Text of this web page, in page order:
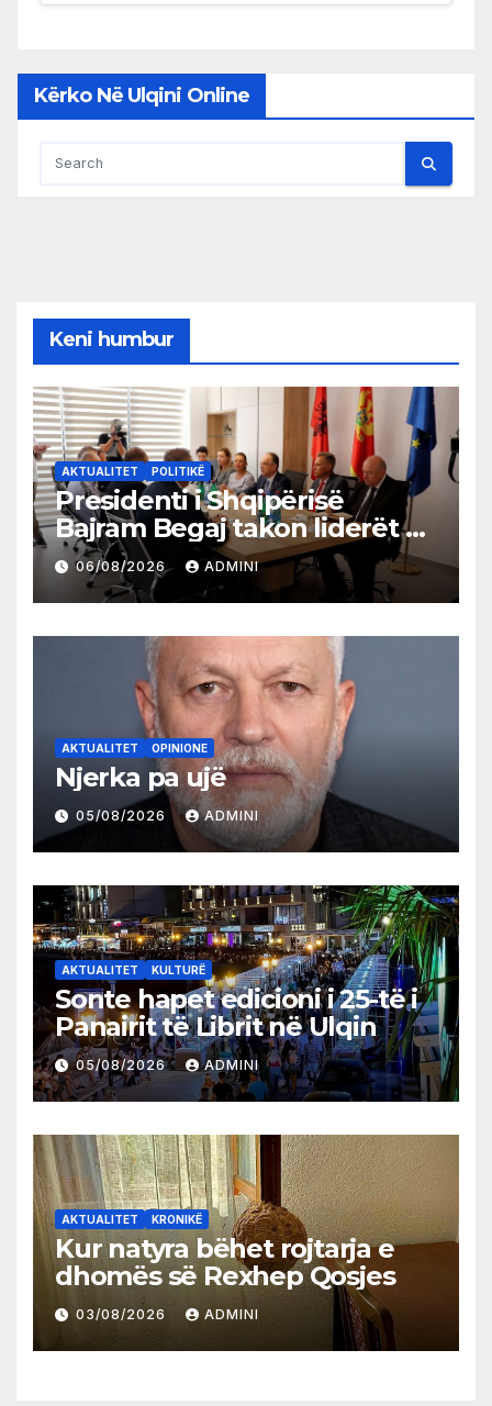
Kërko Në Ulqini Online
Keni humbur
AKTUALITET POLITIKË
Presidenti i Shqipërisë
Bajram Begaj takon liderët e
partive shqiptare në Ulqin
06/08/2026 ADMINI
AKTUALITET OPINIONE
Njerka pa ujë
05/08/2026 ADMINI
AKTUALITET KULTURË
Sonte hapet edicioni i 25-të i
Panairit të Librit në Ulqin
05/08/2026 ADMINI
AKTUALITET KRONIKË
Kur natyra bëhet rojtarja e
dhomës së Rexhep Qosjes
03/08/2026 ADMINI